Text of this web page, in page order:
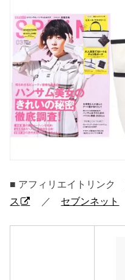
■ アフィリエイトリンク
ス
／ セブンネット